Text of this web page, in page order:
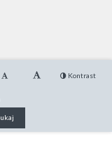
Kontrast